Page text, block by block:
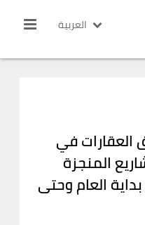
العربية
في
المنجزة
العام وحتى